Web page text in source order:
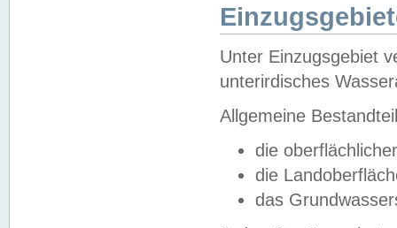
Unter Einzugsgebiet
unterirdisches
Allgemeine
die
die
das